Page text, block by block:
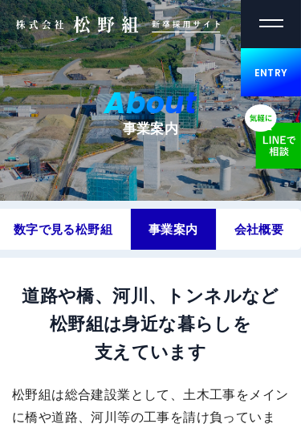
ENTRY
コ
ン
テ
ン
ツ
へ
ス
キ
ッ
About
事業案内
数字で見る松野組 事業案内 会社概要
道路や橋、河川、トンネルなど
松野組は身近な暮らし を
支えています
松野組は総合建設業として、土木工事をメイン
に橋や道路、河川等の工事を請け負っていま